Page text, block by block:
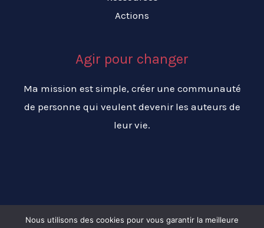
Actions
Agir pour changer
Ma mission est simple, créer une communauté
de personne qui veulent devenir les auteurs de
leur vie.
Nous utilisons des cookies pour vous garantir la meilleure